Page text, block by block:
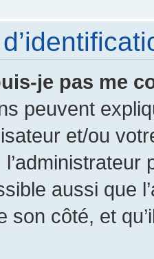
je pas me
peuvent
et/ou
aussi que
son côté, et